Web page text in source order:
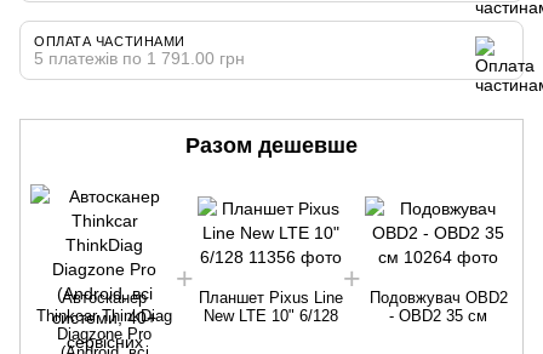
ОПЛАТА ЧАСТИНАМИ
5 платежів по 1 791.00 грн
Разом дешевше
Автосканер
Thinkcar ThinkDiag
Diagzone Pro
Планшет Pixus Line
New LTE 10" 6/128
Подовжувач OBD2
- OBD2 35 см